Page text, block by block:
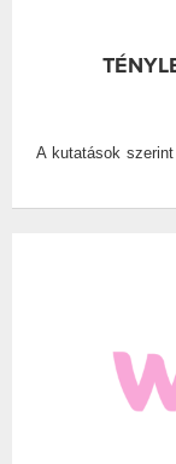
A kutatások